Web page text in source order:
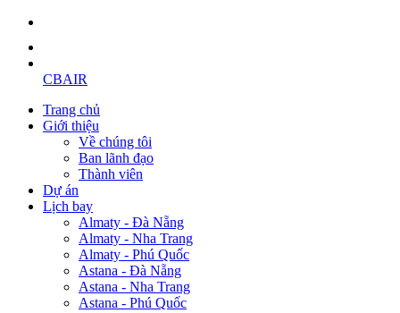
CBAIR
Trang chủ
Giới thiệu
Về chúng tôi
Ban lãnh đạo
Thành viên
Dự án
Lịch bay
Almaty - Đà Nẵng
Almaty - Nha Trang
Almaty - Phú Quốc
Astana - Đà Nẵng
Astana - Nha Trang
Astana - Phú Quốc